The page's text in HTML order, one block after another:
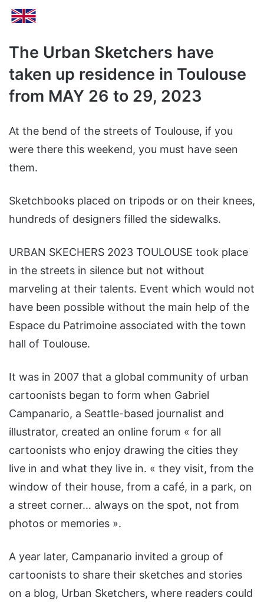
The Urban Sketchers have
taken up residence in Toulouse
from MAY 26 to 29, 2023
At the bend of the streets of Toulouse, if you
were there this weekend, you must have seen
them.
Sketchbooks placed on tripods or on their knees,
hundreds of designers filled the sidewalks.
URBAN SKECHERS 2023 TOULOUSE took place
in the streets in silence but not without
marveling at their talents. Event which would not
have been possible without the main help of the
Espace du Patrimoine associated with the town
hall of Toulouse.
It was in 2007 that a global community of urban
cartoonists began to form when Gabriel
Campanario, a Seattle-based journalist and
illustrator, created an online forum « for all
cartoonists who enjoy drawing the cities they
live in and what they live in. « they visit, from the
window of their house, from a café, in a park, on
a street corner… always on the spot, not from
photos or memories ».
A year later, Campanario invited a group of
cartoonists to share their sketches and stories
on a blog, Urban Sketchers, where readers could